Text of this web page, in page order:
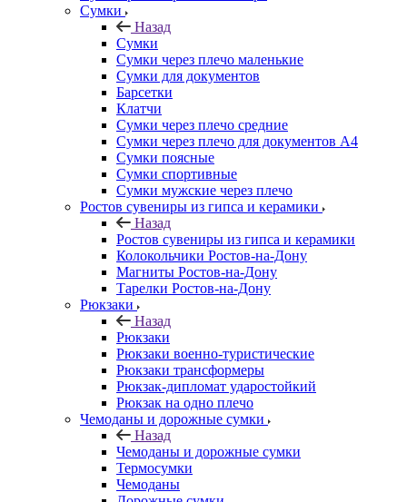
Сумки
Назад
Сумки
Сумки через плечо маленькие
Сумки для документов
Барсетки
Клатчи
Сумки через плечо средние
Сумки через плечо для документов А4
Сумки поясные
Сумки спортивные
Сумки мужские через плечо
Ростов сувениры из гипса и керамики
Назад
Ростов сувениры из гипса и керамики
Колокольчики Ростов-на-Дону
Магниты Ростов-на-Дону
Тарелки Ростов-на-Дону
Рюкзаки
Назад
Рюкзаки
Рюкзаки военно-туристические
Рюкзаки трансформеры
Рюкзак-дипломат ударостойкий
Рюкзак на одно плечо
Чемоданы и дорожные сумки
Назад
Чемоданы и дорожные сумки
Термосумки
Чемоданы